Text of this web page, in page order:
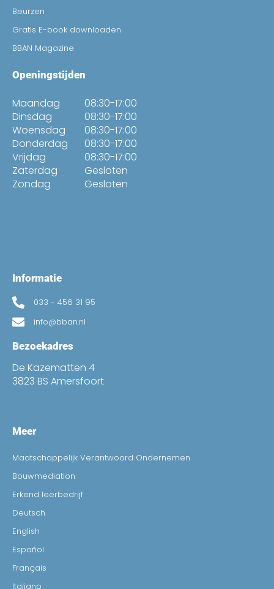
Beurzen
Gratis E-book downloaden
BBAN Magazine
Openingstijden
Maandag
Dinsdag
Woensdag
Donderdag
Vrijdag
Zaterdag
Zondag
08:30-17:00
08:30-17:00
08:30-17:00
08:30-17:00
08:30-17:00
Gesloten
Gesloten
Informatie
033 - 456 31 95
info@bban.nl
Bezoekadres
De Kazematten 4
3823 BS Amersfoort
Meer
Maatschappelijk Verantwoord Ondernemen
Bouwmediation
Erkend leerbedrijf
Deutsch
English
Español
Français
Italiano